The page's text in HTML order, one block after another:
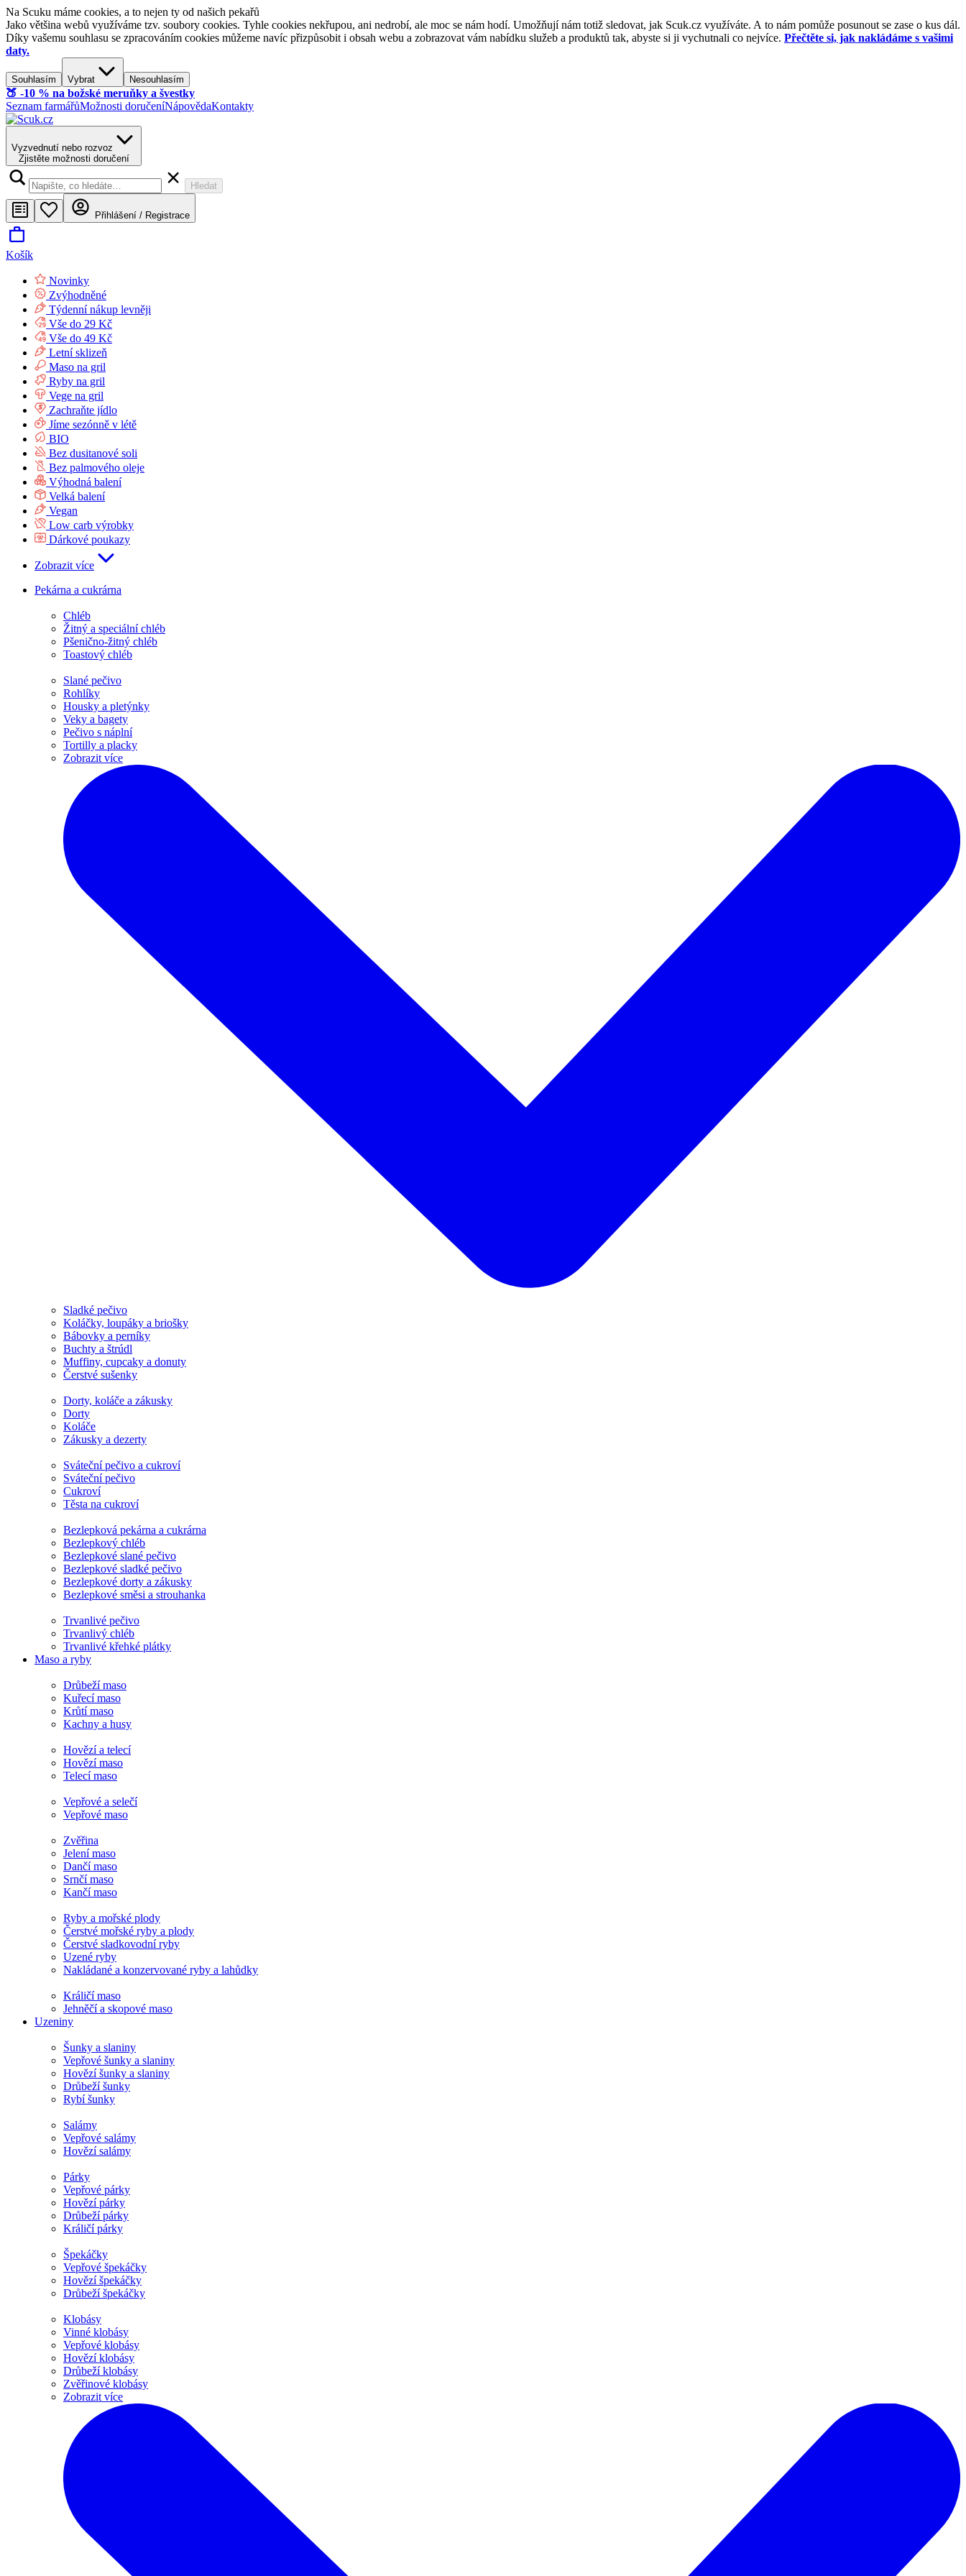
Na Scuku máme cookies, a to nejen ty od našich pekařů
Jako většina webů využíváme tzv. soubory cookies. Tyhle cookies nekřupou, ani nedrobí, ale moc se nám hodí. Umožňují nám totiž sledovat, jak Scuk.cz využíváte. A to nám pomůže posunout se zase o kus dál.
Díky vašemu souhlasu se zpracováním cookies můžeme navíc přizpůsobit i obsah webu a zobrazovat vám nabídku služeb a produktů tak, abyste si ji vychutnali co nejvíce. Přečtěte si, jak nakládáme s vašimi
daty.
Souhlasím Vybrat Nesouhlasím
🍑​ -10 % na božské meruňky a švestky
Seznam farmářůMožnosti doručeníNápovědaKontakty
Vyzvednutí nebo rozvoz
Zjistěte možnosti doručení
Hledat
Přihlášení / Registrace
Košík
Novinky
Zvýhodněné
Týdenní nákup levněji
Vše do 29 Kč
Vše do 49 Kč
Letní sklizeň
Maso na gril
Ryby na gril
Vege na gril
Zachraňte jídlo
Jíme sezónně v létě
BIO
Bez dusitanové soli
Bez palmového oleje
Výhodná balení
Velká balení
Vegan
Low carb výrobky
Dárkové poukazy
Zobrazit více
Pekárna a cukrárna
Chléb
Žitný a speciální chléb
Pšenično-žitný chléb
Toastový chléb
Slané pečivo
Rohlíky
Housky a pletýnky
Veky a bagety
Pečivo s náplní
Tortilly a placky
Zobrazit více
Sladké pečivo
Koláčky, loupáky a briošky
Bábovky a perníky
Buchty a štrúdl
Muffiny, cupcaky a donuty
Čerstvé sušenky
Dorty, koláče a zákusky
Dorty
Koláče
Zákusky a dezerty
Sváteční pečivo a cukroví
Sváteční pečivo
Cukroví
Těsta na cukroví
Bezlepková pekárna a cukrárna
Bezlepkový chléb
Bezlepkové slané pečivo
Bezlepkové sladké pečivo
Bezlepkové dorty a zákusky
Bezlepkové směsi a strouhanka
Trvanlivé pečivo
Trvanlivý chléb
Trvanlivé křehké plátky
Maso a ryby
Drůbeží maso
Kuřecí maso
Krůtí maso
Kachny a husy
Hovězí a telecí
Hovězí maso
Telecí maso
Vepřové a selečí
Vepřové maso
Zvěřina
Jelení maso
Dančí maso
Srnčí maso
Kančí maso
Ryby a mořské plody
Čerstvé mořské ryby a plody
Čerstvé sladkovodní ryby
Uzené ryby
Nakládané a konzervované ryby a lahůdky
Králičí maso
Jehněčí a skopové maso
Uzeniny
Šunky a slaniny
Vepřové šunky a slaniny
Hovězí šunky a slaniny
Drůbeží šunky
Rybí šunky
Salámy
Vepřové salámy
Hovězí salámy
Párky
Vepřové párky
Hovězí párky
Drůbeží párky
Králičí párky
Špekáčky
Vepřové špekáčky
Hovězí špekáčky
Drůbeží špekáčky
Klobásy
Vinné klobásy
Vepřové klobásy
Hovězí klobásy
Drůbeží klobásy
Zvěřinové klobásy
Zobrazit více